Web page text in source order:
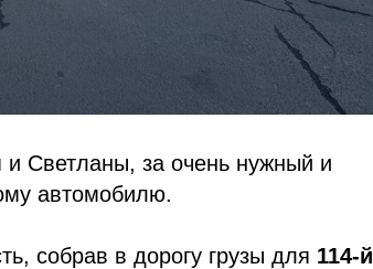
Светланы, за очень нужный и
автомобилю.
собрав в дорогу грузы для 114-й